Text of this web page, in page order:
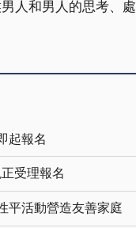
人和男人的思考、
起報名
受理報名
平活動營造友善家庭